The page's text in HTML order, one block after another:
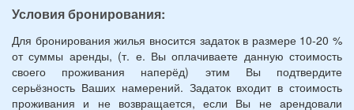
Условия бронирования:
Для бронирования жилья вносится задаток в размере 10-20 %
от суммы аренды, (т. е. Вы оплачиваете данную стоимость
своего проживания наперёд) этим Вы подтвердите
серьёзность Ваших намерений. Задаток входит в стоимость
проживания и не возвращается, если Вы не арендовали